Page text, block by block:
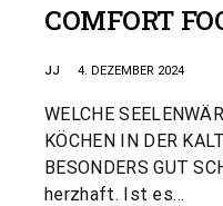
COMFORT
JJ 4. DEZEMBER 2024
WELCHE
KÖCHEN IN DER
BESONDERS GUT
herzhaft. Ist es…